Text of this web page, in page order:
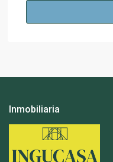
Inmobiliaria